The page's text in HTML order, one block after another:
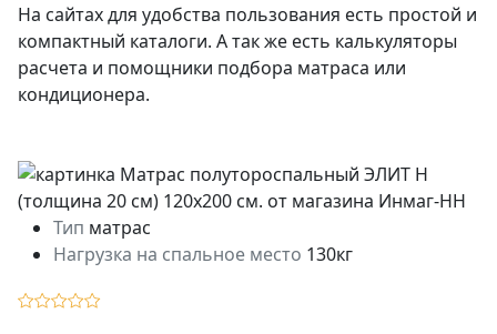
На сайтах для удобства пользования есть простой и
компактный каталоги. А так же есть калькуляторы
расчета и помощники подбора матраса или
кондиционера.
Тип матрас
Нагрузка на спальное место 130кг